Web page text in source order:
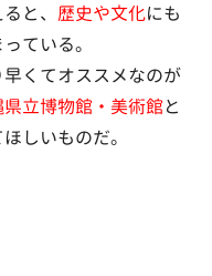
と、 歴史や文化にも
ている。
くてオススメなのが
県立博物館・美術館と
しいものだ。